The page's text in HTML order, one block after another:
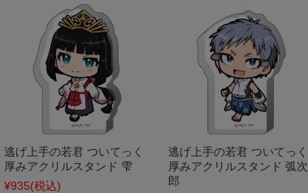
逃げ上手の若君 ついてっく
厚みアクリルスタンド 雫
¥935(税込)
逃げ上手の若君 ついてっく
厚みアクリルスタンド 弧次
郎